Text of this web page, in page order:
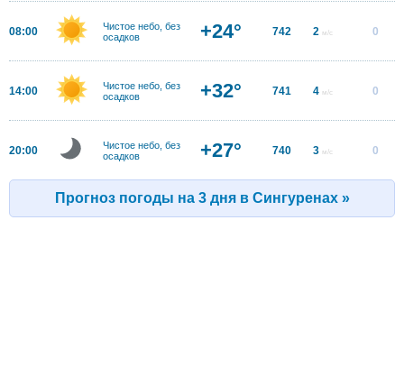
08:00
Чистое небо, без
осадков
+24° 742 2 м/с 0
14:00
Чистое небо, без
осадков
+32° 741 4 м/с 0
20:00
Чистое небо, без
осадков
+27° 740 3 м/с 0
Прогноз погоды на 3 дня в Сингуренах »